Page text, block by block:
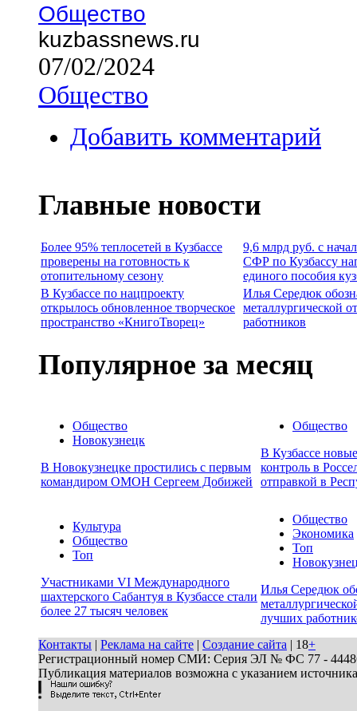
Общество
kuzbassnews.ru
07/02/2024
Общество
Добавить комментарий
Главные новости
Более 95% теплосетей в Кузбассе
проверены на готовность к
отопительному сезону
9,6 млрд руб. с
СФР по Кузбассу
единого пособия
В Кузбассе по нацпроекту
открылось обновленное творческое
пространство «КнигоТворец»
Илья Середюк
металлургической
работников
Популярное за месяц
Общество
Новокузнецк
В Новокузнецке простились с первым
командиром ОМОН Сергеем Добижей
Общество
В Кузбассе
контроль в
отправкой в
Культура
Общество
Топ
Участниками VI Международного
шахтерского Сабантуя в Кузбассе стали
более 27 тысяч человек
Общество
Экономика
Топ
Илья Середюк
лучших
Контакты | Реклама на сайте | Создание сайта | 18+
Регистрационный номер СМИ: Серия ЭЛ № ФС 77 - 44486
Публикация материалов возможна с указанием